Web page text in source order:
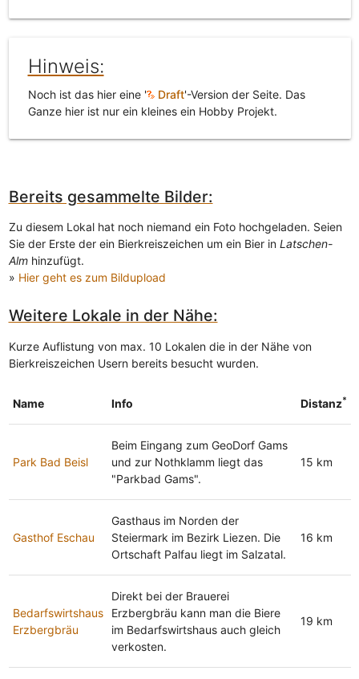
Hinweis:
Noch ist das hier eine ' Draft'-Version der Seite. Das
Ganze hier ist nur ein kleines ein Hobby Projekt.
Bereits gesammelte Bilder:
Zu diesem Lokal hat noch niemand ein Foto hochgeladen. Seien
Sie der Erste der ein Bierkreiszeichen um ein Bier in Latschen-
Almhinzufügt.
» Hier geht es zum Bildupload
Weitere Lokale in der Nähe:
Kurze Auflistung von max. 10 Lokalen die in der Nähe von
Bierkreiszeichen Usern bereits besucht wurden.
Name Info Distanz*
Park Bad Beisl
Beim Eingang zum GeoDorf Gams
und zur Nothklamm liegt das
"Parkbad Gams".
15 km
Gasthof Eschau
Gasthaus im Norden der
Steiermark im Bezirk Liezen. Die
Ortschaft Palfau liegt im Salzatal.
16 km
Bedarfswirtshaus
Erzbergbräu
Direkt bei der Brauerei
Erzbergbräu kann man die Biere
im Bedarfswirtshaus auch gleich
verkosten.
19 km